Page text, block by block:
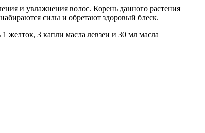
и увлажнения волос. Корень данного растения
силы и обретают здоровый блеск.
желток, 3 капли масла левзеи и 30 мл масла